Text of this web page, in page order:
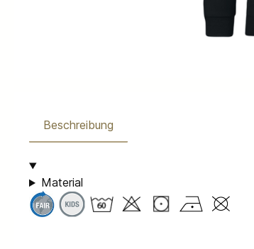
Beschreibung
Material